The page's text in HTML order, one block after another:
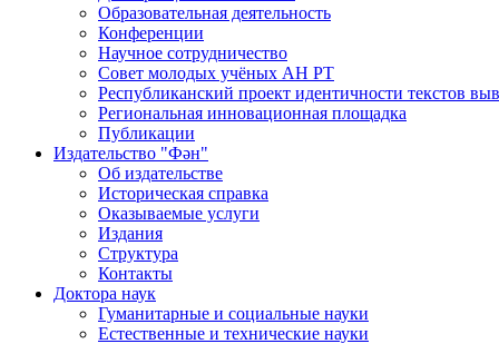
Образовательная деятельность
Конференции
Научное сотрудничество
Совет молодых учёных АН РТ
Республиканский проект идентичности текстов
Региональная инновационная площадка
Публикации
Издательство "Фән"
Об издательстве
Историческая справка
Оказываемые услуги
Издания
Структура
Контакты
Доктора наук
Гуманитарные и социальные науки
Естественные и технические науки